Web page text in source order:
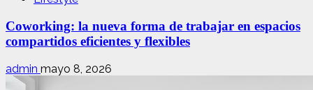
Coworking: la nueva forma de trabajar en espacios
compartidos eficientes y flexibles
admin mayo 8, 2026